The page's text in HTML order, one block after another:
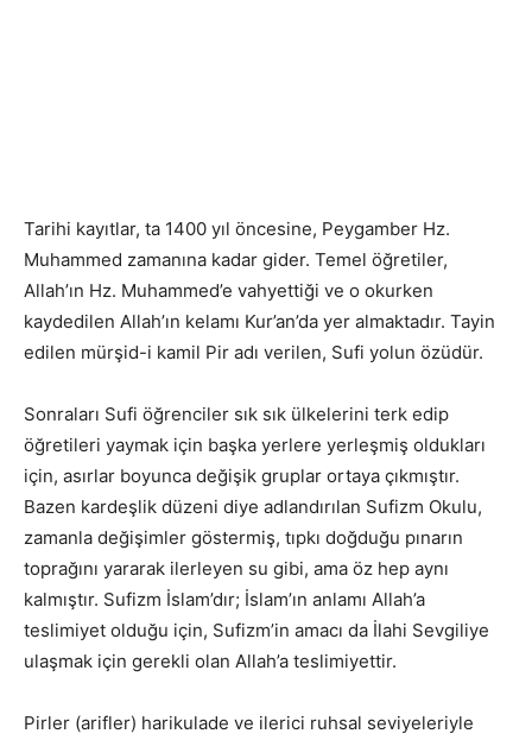
Tarihi kayıtlar, ta 1400 yıl öncesine, Peygamber Hz.
Muhammed zamanına kadar gider. Temel öğretiler,
Allah’ın Hz. Muhammed’e vahyettiği ve o okurken
kaydedilen Allah’ın kelamı Kur’an’da yer almaktadır. Tayin
edilen mürşid-i kamil Pir adı verilen, Sufi yolun özüdür.
Sonraları Sufi öğrenciler sık sık ülkelerini terk edip
öğretileri yaymak için başka yerlere yerleşmiş oldukları
için, asırlar boyunca değişik gruplar ortaya çıkmıştır.
Bazen kardeşlik düzeni diye adlandırılan Sufizm Okulu,
zamanla değişimler göstermiş, tıpkı doğduğu pınarın
toprağını yararak ilerleyen su gibi, ama öz hep aynı
kalmıştır. Sufizm İslam’dır; İslam’ın anlamı Allah’a
teslimiyet olduğu için, Sufizm’in amacı da İlahi Sevgiliye
ulaşmak için gerekli olan Allah’a teslimiyettir.
Pirler (arifler) harikulade ve ilerici ruhsal seviyeleriyle